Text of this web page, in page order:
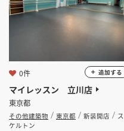
マイレッスン 立川店
東京都
その他建築物 東京都 新装開店
ス
ケルトン
0件 追加する